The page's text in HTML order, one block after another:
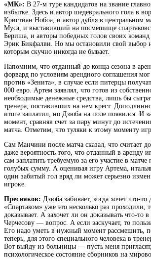
«МК»: В 27-м туре кандидатов на звание
избытке. Здесь и автор шедеврального гола в
Кристиан Нобоа, и автор дубля в центральном
Муса, и выставивший на посмешище
Бериша, и авторы победных голов своих
Эрик Бикфалви. Но мы остановили свой выбор
которым скучно никогда не бывает.
Напомним, что отданный до конца сезона в
форвард по условиям арендного соглашения
против «Зенита», в случае если питерцы
000 евро. Артем заявлял, что готов из
необходимые денежные средства, лишь бы
тренера, поставивших на нем крест.
итоге заплатил, но Дзюба на поле появился. И
момент, сравняв счет за пару минут до
матча. Отметим, что туляки к этому моменту
Сам Манчини после матча сказал, что считает
даже вероятность того, что отданный в аренду
сам заплатить требуемую за его участие в
голубых сумму. А оценивая игру Артема,
один забитый гол вряд ли может серьезно
игроке.
Пресняков: Дзюба забивает, когда хочет что-то
«Спартаком» уже это несколько раз проходили,
доказывает. А захочет ли он доказывать что-то
Черчесову — вопрос. А если заскучает, то
Его надо уметь в нужный момент рассмешить,
теперь, для этого специального человека в
Вот выйду из больницы — пусть меня пригласят,
психологическое состояние сборников на